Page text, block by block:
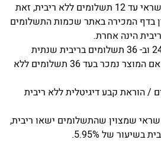
ניתן לשלם בכרטיס אשראי עד 12 תשלומים ללא ריבית, זאת
בדף המכירה באתר שכמות התשלומים
הינה אחרת.
בנוסף, ניתן לשלם ב- 24 וב- 36 תשלומים בריבית שנתית
בשיעור של 5.95% (אלא אם המוצר נמכר בעד 36 תשלומים ללא
עד 6 שיקים / הוראת קבע דיגיטלית ללא ריבית
שמצוין שהתשלומים ישאו ריבית,
של 5.95%.